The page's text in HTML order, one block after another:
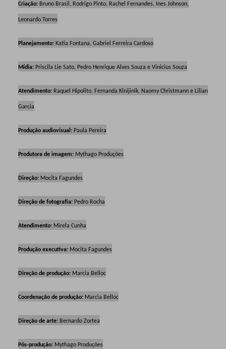
Criação:Bruno Brasil, Rodrigo Pinto, Rachel Fernandes, Ines Johnson,
Leonardo Torres
Planejamento:Katia Fontana, Gabriel Ferreira Cardoso
Mídia:Priscila Lie Sato, Pedro Henrique Alves Souza e Vinicius Souza
Atendimento:Raquel Hipolito, Fernanda Kinijinik, Naomy Christmann e Lilian
Garcia
Produção audiovisual:Paula Pereira
Produtora de imagem:Mythago Produções
Direção:Mocita Fagundes
Direção de fotografia:Pedro Rocha
Atendimento:Mirela Cunha
Produção executiva:Mocita Fagundes
Direção de produção:Marcia Belloc
Coordenação de produção:Marcia Belloc
Direção de arte:Bernardo Zortea
Pós-produção:Mythago Produções